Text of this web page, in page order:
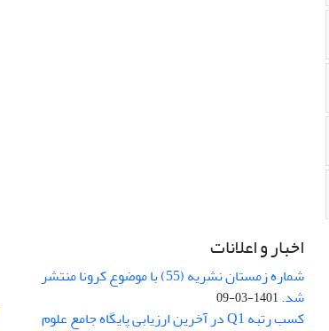
اخبار و اعلانات
شماره زمستان نشریه (55) با موضوع کرونا منتشر
شد.1401-03-09
کسب رتبه Q1 در آخرین ارزیابی پایگاه جامع علوم